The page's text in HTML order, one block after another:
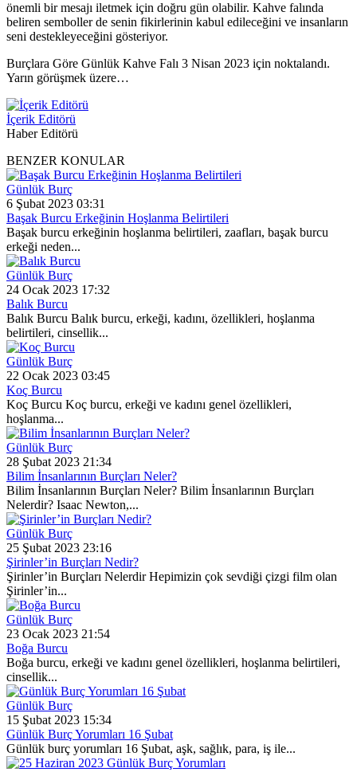
önemli bir mesajı iletmek için doğru gün olabilir. Kahve falında
beliren semboller de senin fikirlerinin kabul edileceğini ve insanların
seni destekleyeceğini gösteriyor.
Burçlara Göre Günlük Kahve Falı 3 Nisan 2023 için noktalandı.
Yarın görüşmek üzere…
İçerik Editörü
Haber Editörü
BENZER KONULAR
Günlük Burç
6 Şubat 2023 03:31
Başak Burcu Erkeğinin Hoşlanma Belirtileri
Başak burcu erkeğinin hoşlanma belirtileri, zaafları, başak burcu
erkeği neden...
Günlük Burç
24 Ocak 2023 17:32
Balık Burcu
Balık Burcu Balık burcu, erkeği, kadını, özellikleri, hoşlanma
belirtileri, cinsellik...
Günlük Burç
22 Ocak 2023 03:45
Koç Burcu
Koç Burcu Koç burcu, erkeği ve kadını genel özellikleri,
hoşlanma...
Günlük Burç
28 Şubat 2023 21:34
Bilim İnsanlarının Burçları Neler?
Bilim İnsanlarının Burçları Neler? Bilim İnsanlarının Burçları
Nelerdir? Isaac Newton,...
Günlük Burç
25 Şubat 2023 23:16
Şirinler’in Burçları Nedir?
Şirinler’in Burçları Nelerdir Hepimizin çok sevdiği çizgi film olan
Şirinler’in...
Günlük Burç
23 Ocak 2023 21:54
Boğa Burcu
Boğa burcu, erkeği ve kadını genel özellikleri, hoşlanma belirtileri,
cinsellik...
Günlük Burç
15 Şubat 2023 15:34
Günlük Burç Yorumları 16 Şubat
Günlük burç yorumları 16 Şubat, aşk, sağlık, para, iş ile...